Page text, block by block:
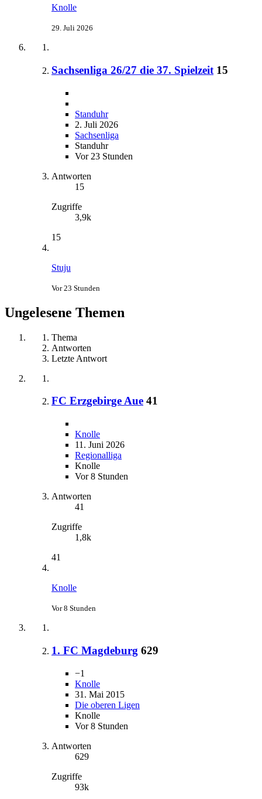
Knolle
29. Juli 2026
Sachsenliga 26/27 die 37. Spielzeit 15
Standuhr
2. Juli 2026
Sachsenliga
Standuhr
Vor 23 Stunden
Antworten
15
Zugriffe
3,9k
15
Stuju
Vor 23 Stunden
Ungelesene Themen
Thema
Antworten
Letzte Antwort
FC Erzgebirge Aue 41
Knolle
11. Juni 2026
Regionalliga
Knolle
Vor 8 Stunden
Antworten
41
Zugriffe
1,8k
41
Knolle
Vor 8 Stunden
1. FC Magdeburg 629
−1
Knolle
31. Mai 2015
Die oberen Ligen
Knolle
Vor 8 Stunden
Antworten
629
Zugriffe
93k